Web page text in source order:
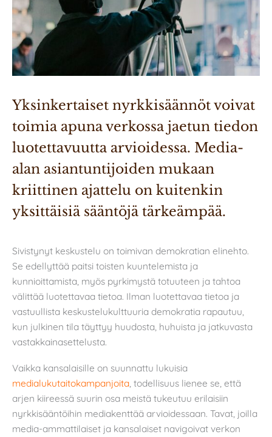
Yksinkertaiset nyrkkisäännöt voivat
toimia apuna verkossa jaetun tiedon
luotettavuutta arvioidessa. Media-
alan asiantuntijoiden mukaan
kriittinen ajattelu on kuitenkin
yksittäisiä sääntöjä tärkeämpää.
Sivistynyt keskustelu on toimivan demokratian elinehto.
Se edellyttää paitsi toisten kuuntelemista ja
kunnioittamista, myös pyrkimystä totuuteen ja tahtoa
välittää luotettavaa tietoa. Ilman luotettavaa tietoa ja
vastuullista keskustelukulttuuria demokratia rapautuu,
kun julkinen tila täyttyy huudosta, huhuista ja jatkuvasta
vastakkainasettelusta.
Vaikka kansalaisille on suunnattu lukuisia
medialukutaitokampanjoita, todellisuus lienee se, että
arjen kiireessä suurin osa meistä tukeutuu erilaisiin
nyrkkisääntöihin mediakenttää arvioidessaan. Tavat, joilla
media-ammattilaiset ja kansalaiset navigoivat verkon